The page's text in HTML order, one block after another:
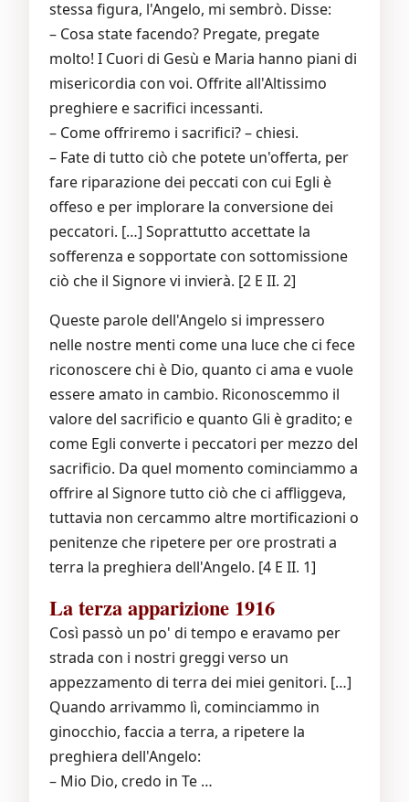
stessa figura, l'Angelo, mi sembrò. Disse:
– Cosa state facendo? Pregate, pregate
molto! I Cuori di Gesù e Maria hanno piani di
misericordia con voi. Offrite all'Altissimo
preghiere e sacrifici incessanti.
– Come offriremo i sacrifici? – chiesi.
– Fate di tutto ciò che potete un'offerta, per
fare riparazione dei peccati con cui Egli è
offeso e per implorare la conversione dei
peccatori. […] Soprattutto accettate la
sofferenza e sopportate con sottomissione
ciò che il Signore vi invierà. [2 E II. 2]
Queste parole dell'Angelo si impressero
nelle nostre menti come una luce che ci fece
riconoscere chi è Dio, quanto ci ama e vuole
essere amato in cambio. Riconoscemmo il
valore del sacrificio e quanto Gli è gradito; e
come Egli converte i peccatori per mezzo del
sacrificio. Da quel momento cominciammo a
offrire al Signore tutto ciò che ci affliggeva,
tuttavia non cercammo altre mortificazioni o
penitenze che ripetere per ore prostrati a
terra la preghiera dell'Angelo. [4 E II. 1]
La terza apparizione 1916
Così passò un po' di tempo e eravamo per
strada con i nostri greggi verso un
appezzamento di terra dei miei genitori. […]
Quando arrivammo lì, cominciammo in
ginocchio, faccia a terra, a ripetere la
preghiera dell'Angelo:
– Mio Dio, credo in Te …